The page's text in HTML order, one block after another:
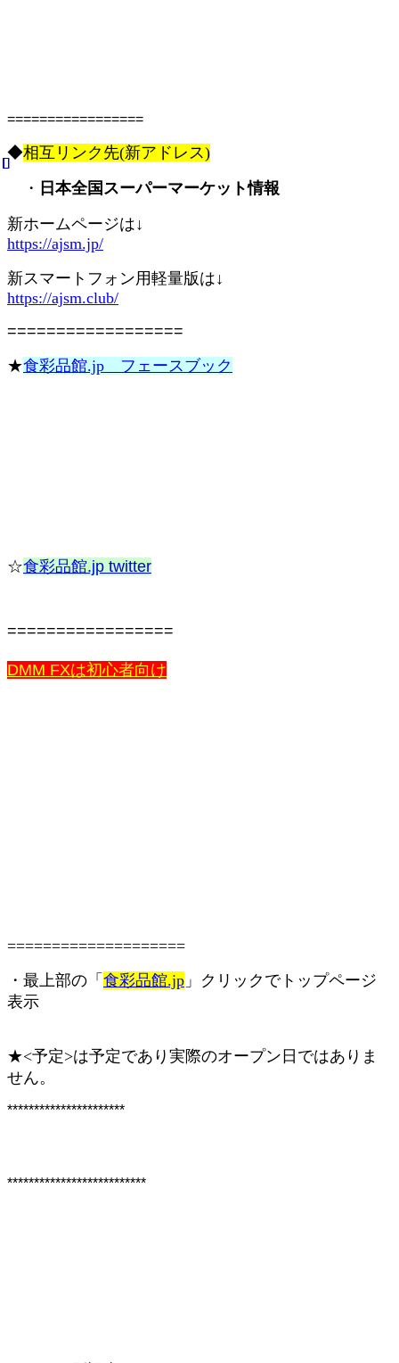
=================
◆相互リンク先(新アドレス)
・ 日本全国スーパーマーケット情報
新ホームページは↓
https://ajsm.jp/
新スマートフォン用軽量版は↓
https://ajsm.club/
==================
★食彩品館.jp フェースブック
☆食彩品館.jp twitter
=================
DMM FXは初心者向け
====================
・最上部の「 食彩品館.jp 」クリックでトップページ
表示
★<予定>は予定であり実際のオープン日ではありま
せん。
**********************
**************************